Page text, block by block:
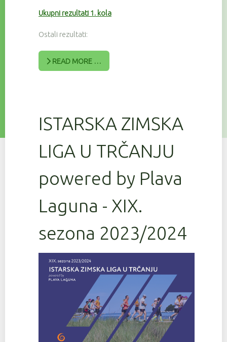
Ukupni rezultati 1. kola
Ostali rezultati:
READ MORE …
ISTARSKA ZIMSKA
LIGA U TRČANJU
powered by Plava
Laguna - XIX.
sezona 2023/2024